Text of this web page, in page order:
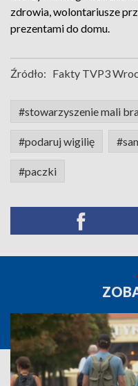
zdrowia, wolontariusze
prezentami do domu.
Źródło: Fakty TVP3
#stowarzyszenie mali
#podaruj wigilię
#paczki